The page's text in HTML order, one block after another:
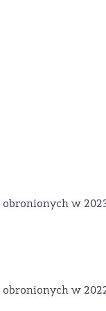
w
w